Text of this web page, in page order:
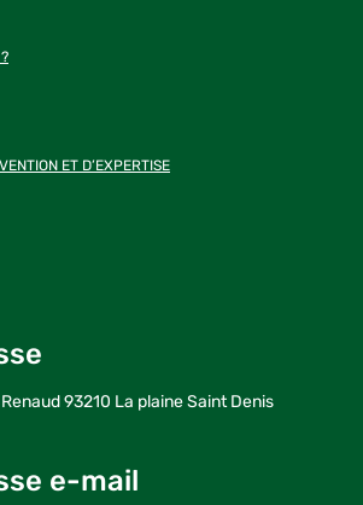
ET D’EXPERTISE
93210 La plaine Saint Denis
e-mail